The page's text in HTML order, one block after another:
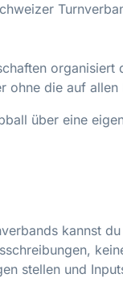
ohne die auf
über eine
kannst
stellen und